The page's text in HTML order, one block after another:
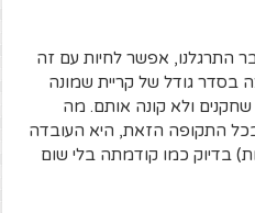
התרגלנו, אפשר לחיות עם זה
בסדר גודל של קריית שמונה
ולא קונה אותם. מה
התקופה הזאת, היא העובדה
בדיוק כמו קודמתה בלי שום